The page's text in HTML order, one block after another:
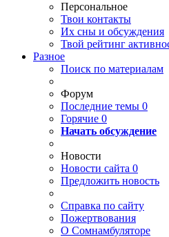
Персональное
Твои контакты
Их сны и обсуждения
Твой рейтинг
Разное
Поиск по материалам
Форум
Последние темы 0
Горячие 0
Начать обсуждение
Новости
Новости сайта 0
Предложить новость
Справка по сайту
Пожертвования
О Сомнамбуляторе